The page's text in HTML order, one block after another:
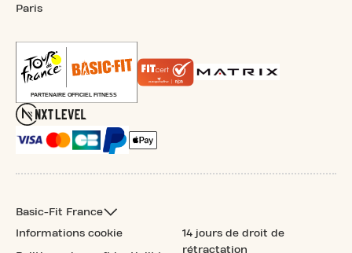
Paris
Basic-Fit France
Informations cookie
14 jours de droit de
rétractation